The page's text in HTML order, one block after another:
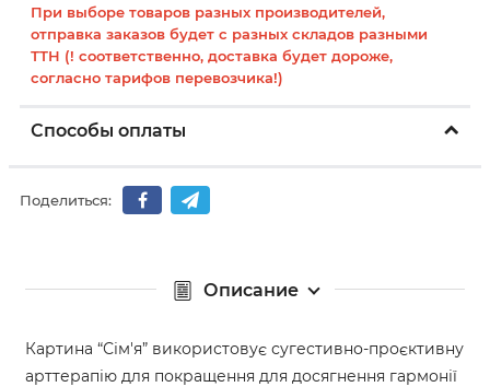
При выборе товаров разных производителей,
отправка заказов будет с разных складов разными
ТТН (! соответственно, доставка будет дороже,
согласно тарифов перевозчика!)
Способы оплаты
Поделиться:
Описание
Картина “Сім'я” використовує сугестивно-проєктивну
арттерапію для покращення для досягнення гармонії